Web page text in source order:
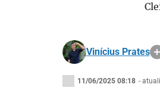
Vinícius Prates
11/06/2025 08:18 -